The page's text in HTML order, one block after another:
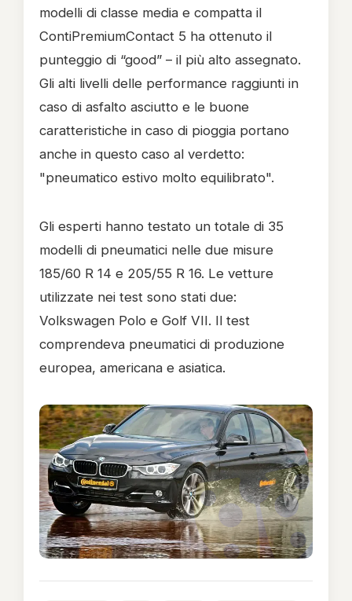
modelli di classe media e compatta il
ContiPremiumContact 5 ha ottenuto il
punteggio di “good” – il più alto assegnato.
Gli alti livelli delle performance raggiunti in
caso di asfalto asciutto e le buone
caratteristiche in caso di pioggia portano
anche in questo caso al verdetto:
"pneumatico estivo molto equilibrato".
Gli esperti hanno testato un totale di 35
modelli di pneumatici nelle due misure
185/60 R 14 e 205/55 R 16. Le vetture
utilizzate nei test sono stati due:
Volkswagen Polo e Golf VII. Il test
comprendeva pneumatici di produzione
europea, americana e asiatica.